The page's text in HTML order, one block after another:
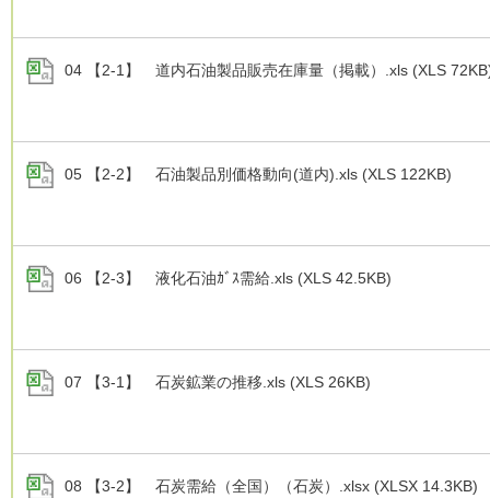
04 【2-1】 道内石油製品販売在庫量（掲載）.xls (XLS
05 【2-2】 石油製品別価格動向(道内).xls (XLS 122KB)
06 【2-3】 液化石油ｶﾞｽ需給.xls (XLS 42.5KB)
07 【3-1】 石炭鉱業の推移.xls (XLS 26KB)
08 【3-2】 石炭需給（全国）（石炭）.xlsx (XLSX 14.3KB)